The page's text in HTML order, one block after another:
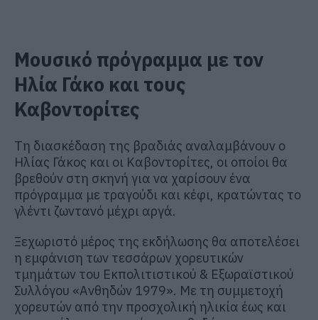
Μουσικό πρόγραμμα με τον
Ηλία Γάκο και τους
Καβοντορίτες
Τη διασκέδαση της βραδιάς αναλαμβάνουν ο
Ηλίας Γάκος και οι Καβοντορίτες, οι οποίοι θα
βρεθούν στη σκηνή για να χαρίσουν ένα
πρόγραμμα με τραγούδι και κέφι, κρατώντας το
γλέντι ζωντανό μέχρι αργά.
Ξεχωριστό μέρος της εκδήλωσης θα αποτελέσει
η εμφάνιση των τεσσάρων χορευτικών
τμημάτων του Εκπολιτιστικού & Εξωραϊστικού
Συλλόγου «Ανθηδών 1979». Με τη συμμετοχή
χορευτών από την προσχολική ηλικία έως και